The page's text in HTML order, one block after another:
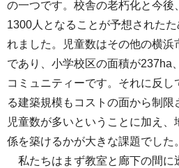
の一つです。校舎の老朽化と今後
1300人となることが予想された
れました。児童数はその他の横浜
であり、小学校区の面積が237ha
コミュニティーです。それに反
る建築規模もコストの面から制限
児童数が多いということに加え、
係を築けるかが大きな課題でした。
私たちはまず教室と廊下の間に